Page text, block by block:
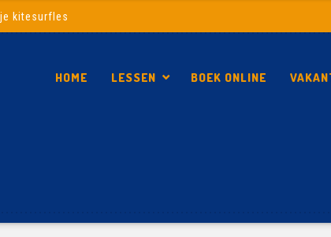
kitesurfles
HOME LESSEN BOEK ONLINE